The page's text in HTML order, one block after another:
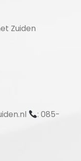
Zuiden
: 085-